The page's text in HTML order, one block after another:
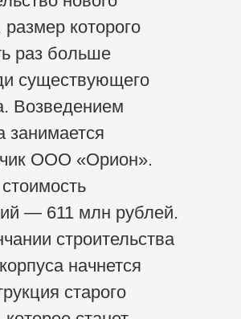
размер которого
раз больше
существующего
Возведением
занимается
ООО «Орион».
— 611 млн рублей.
строительства
начнется
старого